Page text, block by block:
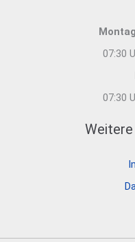
07:30
07:30